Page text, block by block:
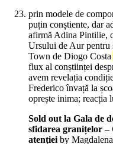
prin modele de
puțin conștiente, dar
afirmă Adina Pintilie,
Ursului de Aur pentru
Town de Diogo Costa
flux al conștiinței
avem revelația
Frederico învață la
oprește inima; reacția
Sold out la Gala de
sfidarea granițelor
atențieiby